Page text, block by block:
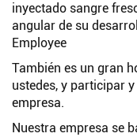
inyectado sangre
angular de su
Employee
También es un gran
ustedes, y participar
empresa.
Nuestra empresa se